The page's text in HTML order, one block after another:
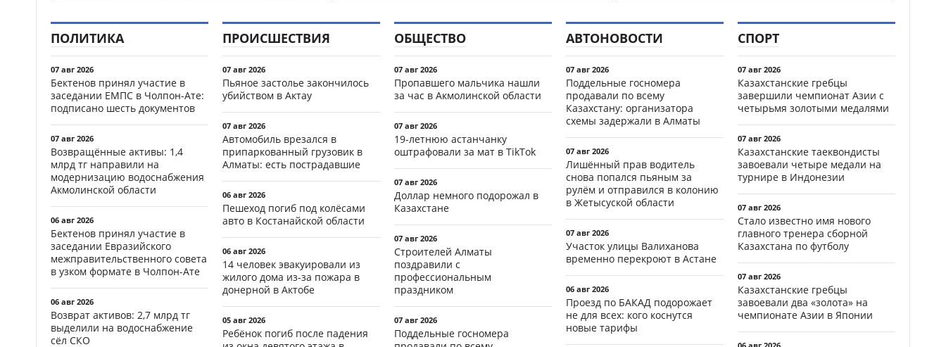
ПОЛИТИКА
07 авг 2026
Бектенов принял участие в
заседании ЕМПС в Чолпон-Ате:
подписано шесть документов
07 авг 2026
Возвращённые активы: 1,4
млрд тг направили на
модернизацию водоснабжения
Акмолинской области
06 авг 2026
Бектенов принял участие в
заседании Евразийского
межправительственного совета
в узком формате в Чолпон-Ате
06 авг 2026
Возврат активов: 2,7 млрд тг
выделили на водоснабжение
сёл СКО
ПРОИСШЕСТВИЯ
07 авг 2026
Пьяное застолье закончилось
убийством в Актау
07 авг 2026
Автомобиль врезался в
припаркованный грузовик в
Алматы: есть пострадавшие
06 авг 2026
Пешеход погиб под колёсами
авто в Костанайской области
06 авг 2026
14 человек эвакуировали из
жилого дома из-за пожара в
донерной в Актобе
05 авг 2026
Ребёнок погиб после падения
ОБЩЕСТВО
07 авг 2026
Пропавшего мальчика нашли
за час в Акмолинской области
07 авг 2026
19-летнюю астанчанку
оштрафовали за мат в TikTok
07 авг 2026
Доллар немного подорожал в
Казахстане
07 авг 2026
Строителей Алматы
поздравили с
профессиональным
праздником
07 авг 2026
Поддельные госномера
АВТОНОВОСТИ
07 авг 2026
Поддельные госномера
продавали по всему
Казахстану: организатора
схемы задержали в Алматы
07 авг 2026
Лишённый прав водитель
снова попался пьяным за
рулём и отправился в колонию
в Жетысуской области
07 авг 2026
Участок улицы Валиханова
временно перекроют в Астане
06 авг 2026
Проезд по БАКАД подорожает
не для всех: кого коснутся
новые тарифы
СПОРТ
07 авг 2026
Казахстанские гребцы
завершили чемпионат Азии с
четырьмя золотыми медалями
07 авг 2026
Казахстанские таеквондисты
завоевали четыре медали на
турнире в Индонезии
07 авг 2026
Стало известно имя нового
главного тренера сборной
Казахстана по футболу
07 авг 2026
Казахстанские гребцы
завоевали два «золота» на
чемпионате Азии в Японии